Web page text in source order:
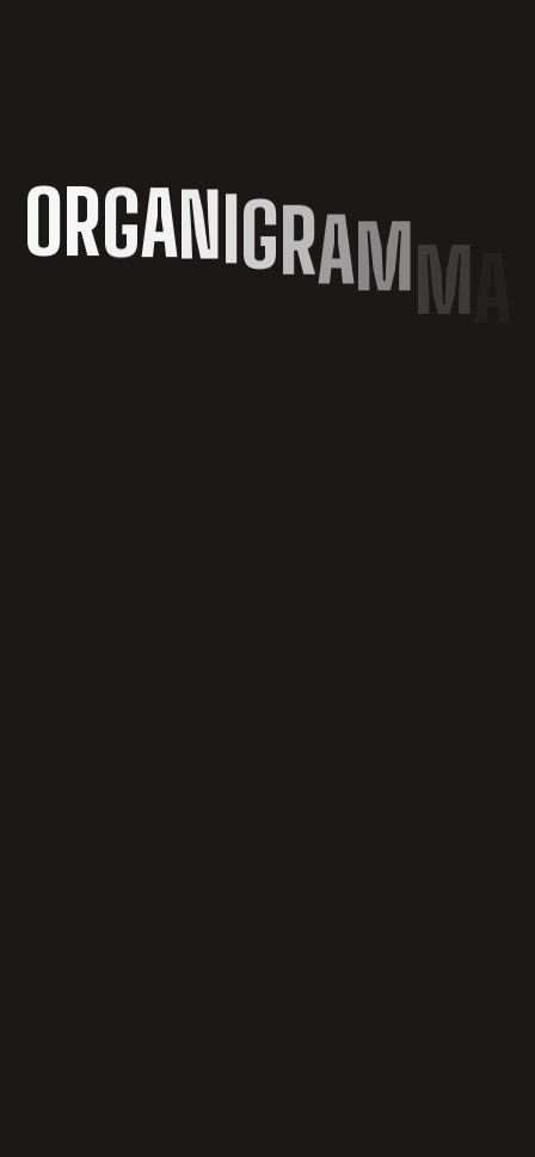
ORGANIGRAMM